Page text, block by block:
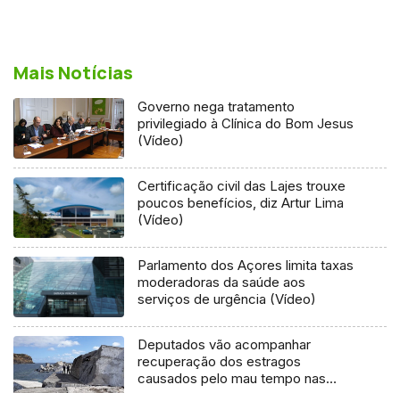
Mais Notícias
Governo nega tratamento
privilegiado à Clínica do Bom Jesus
(Vídeo)
Certificação civil das Lajes trouxe
poucos benefícios, diz Artur Lima
(Vídeo)
Parlamento dos Açores limita taxas
moderadoras da saúde aos
serviços de urgência (Vídeo)
Deputados vão acompanhar
recuperação dos estragos
causados pelo mau tempo nas